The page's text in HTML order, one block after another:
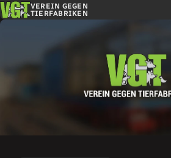
VEREIN GEGEN
TIERFABRIKEN